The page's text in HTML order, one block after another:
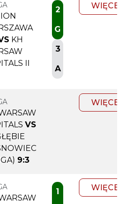
KH
II
2
G
3
A
WIĘCEJ
VS
9:3
WIĘCEJ
1 WIĘCEJ